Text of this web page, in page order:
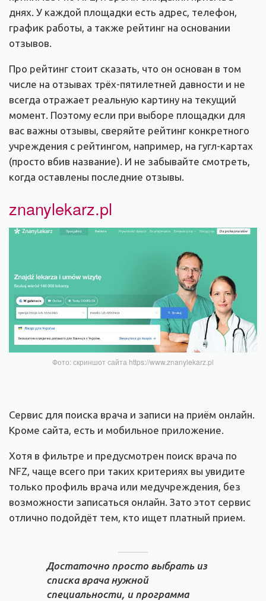
днях. У каждой площадки есть адрес, телефон,
график работы, а также рейтинг на основании
отзывов.
Про рейтинг стоит сказать, что он основан в том
числе на отзывах трёх-пятилетней давности и не
всегда отражает реальную картину на текущий
момент. Поэтому если при выборе площадки для
вас важны отзывы, сверяйте рейтинг конкретного
учреждения с рейтингом, например, на гугл-картах
(просто вбив название). И не забывайте смотреть,
когда оставлены последние отзывы.
znanylekarz.pl
Фото: скриншот сайта https://www.znanylekarz.pl
Сервис для поиска врача и записи на приём онлайн.
Кроме сайта, есть и мобильное приложение.
Хотя в фильтре и предусмотрен поиск врача по
NFZ, чаще всего при таких критериях вы увидите
только профиль врача или медучреждения, без
возможности записаться онлайн. Зато этот сервис
отлично подойдёт тем, кто ищет платный прием.
Достаточно просто выбрать из
списка врача нужной
специальности, и программа